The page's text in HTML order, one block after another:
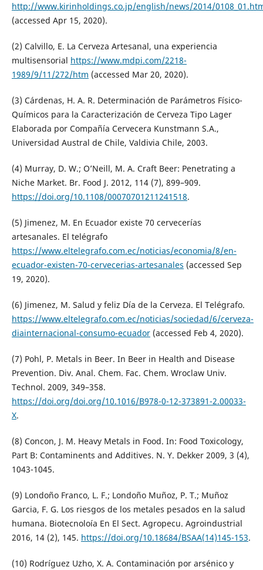
http://www.kirinholdings.co.jp/english/news/2014/
(accessed Apr 15, 2020).
(2) Calvillo, E. La Cerveza Artesanal, una experiencia
multisensorial https://www.mdpi.com/2218-
1989/9/11/272/htm (accessed Mar 20, 2020).
(3) Cárdenas, H. A. R. Determinación de Parámetros Físico-
Químicos para la Caracterización de Cerveza Tipo Lager
Elaborada por Compañía Cervecera Kunstmann S.A.,
Universidad Austral de Chile, Valdivia Chile, 2003.
(4) Murray, D. W.; O’Neill, M. A. Craft Beer: Penetrating a
Niche Market. Br. Food J. 2012, 114 (7), 899–909.
https://doi.org/10.1108/00070701211241518.
(5) Jimenez, M. En Ecuador existe 70 cervecerías
artesanales. El telégrafo
https://www.eltelegrafo.com.ec/noticias/economia/8/en-
ecuador-existen-70-cervecerias-artesanales (accessed Sep
19, 2020).
(6) Jimenez, M. Salud y feliz Día de la Cerveza. El Telégrafo.
https://www.eltelegrafo.com.ec/noticias/sociedad/6/cerveza-
diainternacional-consumo-ecuador(accessed Feb 4, 2020).
(7) Pohl, P. Metals in Beer. In Beer in Health and Disease
Prevention. Div. Anal. Chem. Fac. Chem. Wroclaw Univ.
Technol. 2009, 349–358.
https://doi.org/doi.org/10.1016/B978-0-12-373891-2.00033-
X.
(8) Concon, J. M. Heavy Metals in Food. In: Food Toxicology,
Part B: Contaminents and Additives. N. Y. Dekker 2009, 3 (4),
1043-1045.
(9) Londoño Franco, L. F.; Londoño Muñoz, P. T.; Muñoz
Garcia, F. G. Los riesgos de los metales pesados en la salud
humana. Biotecnoloía En El Sect. Agropecu. Agroindustrial
2016, 14 (2), 145. https://doi.org/10.18684/BSAA(14)145-153.
(10) Rodríguez Uzho, X. A. Contaminación por arsénico y